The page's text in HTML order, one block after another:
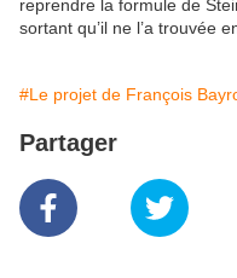
reprendre la formule de
sortant qu’il ne l’a trouvée
#Le projet de François
Partager